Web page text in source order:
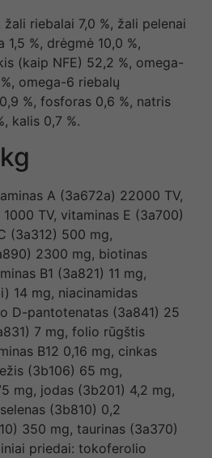
riebalai 7,0 %, žali pelenai
1,5 %, drėgmė 10,0 %,
(kaip NFE) 52,2 %, omega-
omega-6 riebalų
%, fosforas 0,6 %, natris
kalis 0,7 %.
A (3a672a) 22000 TV,
TV, vitaminas E (3a700)
(3a312) 500 mg,
2300 mg, biotinas
B1 (3a821) 11 mg,
14 mg, niacinamidas
D-pantotenatas (3a841) 25
7 mg, folio rūgštis
B12 0,16 mg, cinkas
(3b106) 65 mg,
mg, jodas (3b201) 4,2 mg,
(3b810) 0,2
350 mg, taurinas (3a370)
priedai: tokoferolio